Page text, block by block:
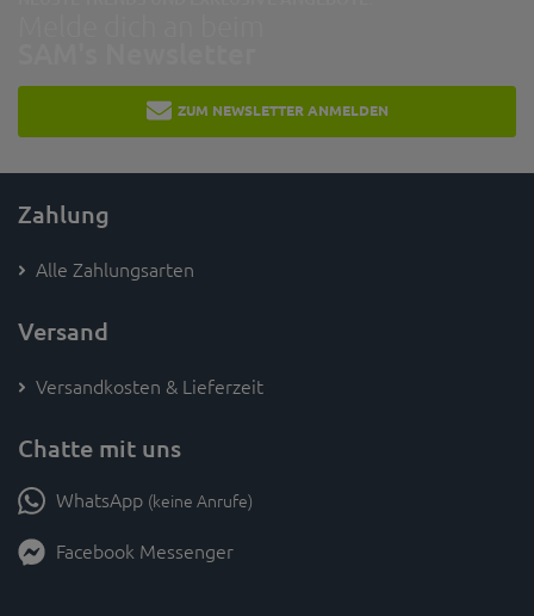
ZUM NEWSLETTER ANMELDEN
Zahlung
Alle Zahlungsarten
Versand
Versandkosten & Lieferzeit
Chatte mit uns
WhatsApp (keine Anrufe)
Facebook Messenger